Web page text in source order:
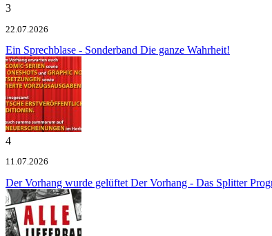
3
22.07.2026
Ein Sprechblase - Sonderband Die ganze Wahrheit!
4
11.07.2026
Der Vorhang wurde gelüftet Der Vorhang - Das Splitter